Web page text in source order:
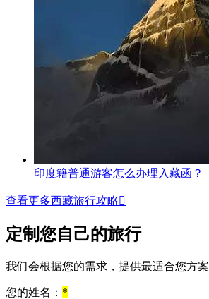
印度籍普通游客怎么办理入藏函？
查看更多西藏旅行攻略
定制您自己的旅行
我们会根据您的需求，提供最适合您方案
您的姓名： *